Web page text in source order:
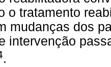
o tratamento
mudanças dos
intervenção
.